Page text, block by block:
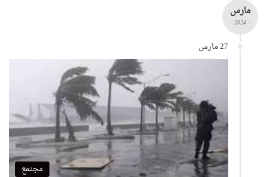
مارس
- 2024 -
27 مارس
مجتمع